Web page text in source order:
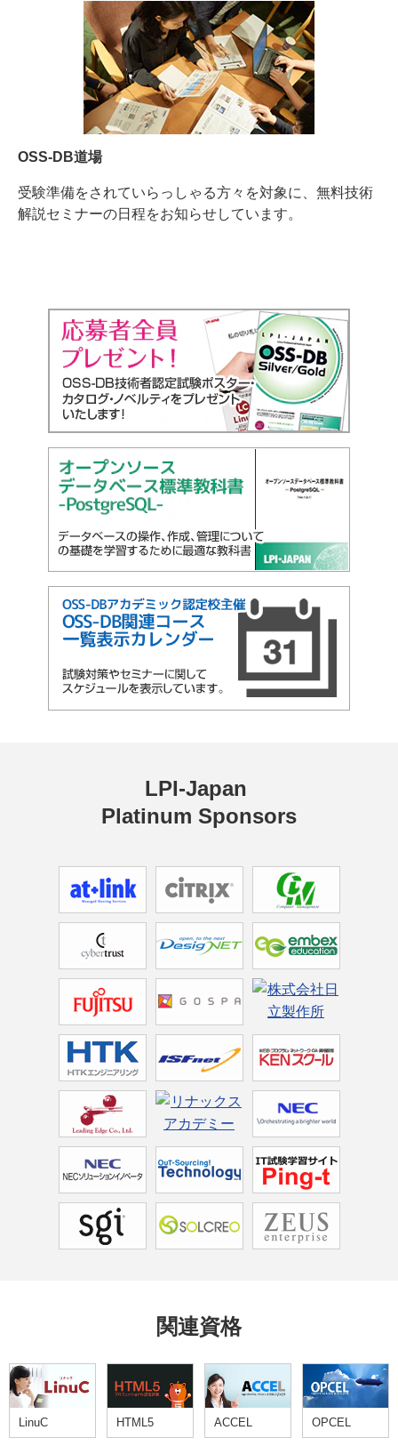
OSS-DB道場
受験準備をされていらっしゃる方々を対象に、無料技術
解説セミナーの日程をお知らせしています。
LPI-Japan
Platinum Sponsors
関連資格
LinuC HTML5 ACCEL OPCEL